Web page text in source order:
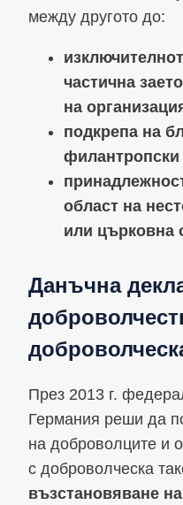
между другото до:
частична
на
подкрепа на
област на
или църковна
Данъчна
През 2013 г.
Германия реши да
на доброволците и
с доброволческа
възстановяване